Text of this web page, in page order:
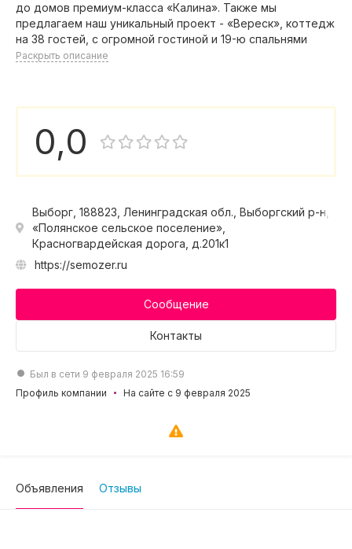
до домов премиум-класса «Калина». Также мы
предлагаем наш уникальный проект - «Вереск», коттедж
на 38 гостей, с огромной гостиной и 19-ю спальнями
Раскрыть описание
0,0
Выборг, 188823, Ленинградская обл., Выборгский р-н,
«Полянское сельское поселение»,
Красногвардейская дорога, д.201к1
https://semozer.ru
Сообщение
Контакты
Был в сети 9 февраля 2025 16:59
Профиль компании
На сайте с 9 февраля 2025
Объявления Отзывы